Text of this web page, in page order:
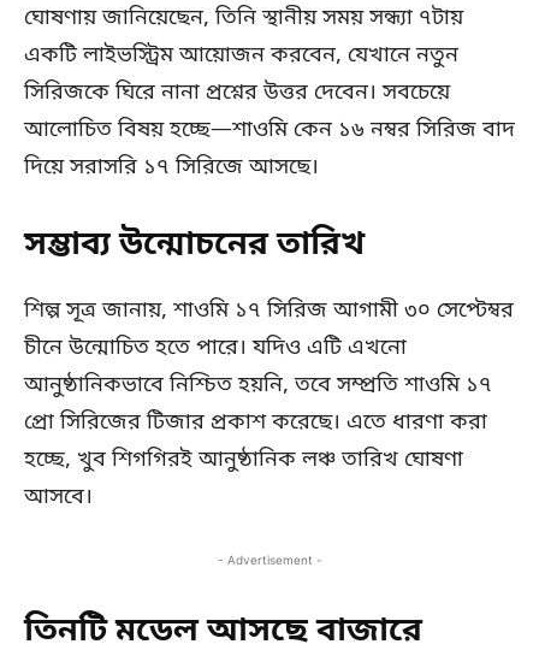
ঘোষণায় জানিয়েছেন, তিনি স্থানীয় সময় সন্ধ্যা ৭টায়
একটি লাইভস্ট্রিম আয়োজন করবেন, যেখানে নতুন
সিরিজকে ঘিরে নানা প্রশ্নের উত্তর দেবেন। সবচেয়ে
আলোচিত বিষয় হচ্ছে—শাওমি কেন ১৬ নম্বর সিরিজ বাদ
দিয়ে সরাসরি ১৭ সিরিজে আসছে।
সম্ভাব্য উন্মোচনের তারিখ
শিল্প সূত্র জানায়, শাওমি ১৭ সিরিজ আগামী ৩০ সেপ্টেম্বর
চীনে উন্মোচিত হতে পারে। যদিও এটি এখনো
আনুষ্ঠানিকভাবে নিশ্চিত হয়নি, তবে সম্প্রতি শাওমি ১৭
প্রো সিরিজের টিজার প্রকাশ করেছে। এতে ধারণা করা
হচ্ছে, খুব শিগগিরই আনুষ্ঠানিক লঞ্চ তারিখ ঘোষণা
আসবে।
- Advertisement -
তিনটি মডেল আসছে বাজারে